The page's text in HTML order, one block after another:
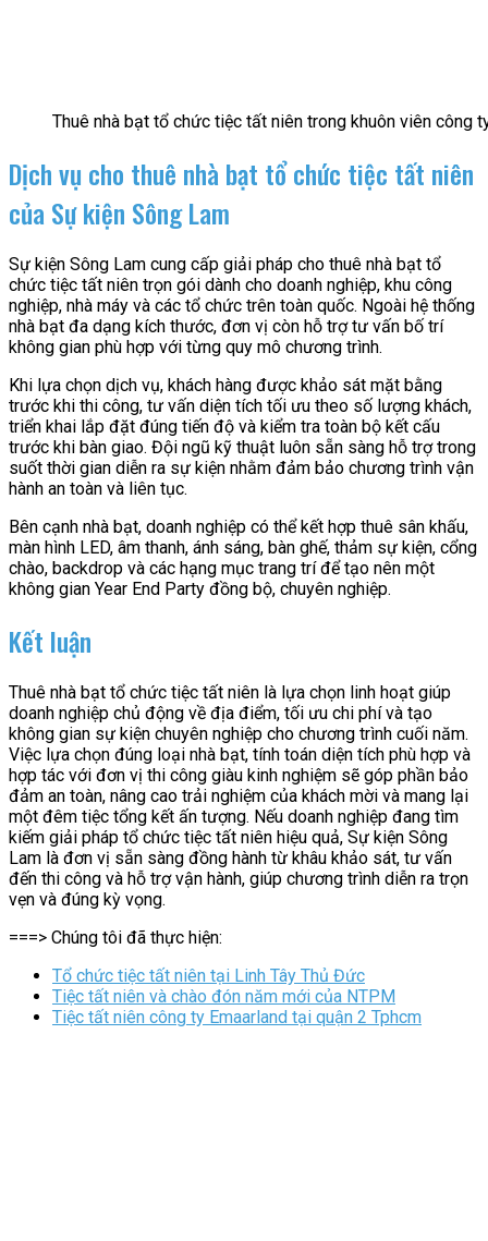
Thuê nhà bạt tổ chức tiệc tất niên trong khuôn viên công
Dịch vụ cho thuê nhà bạt tổ chức tiệc tất niên
của Sự kiện Sông Lam
Sự kiện Sông Lam cung cấp giải pháp cho thuê nhà bạt tổ
chức tiệc tất niên trọn gói dành cho doanh nghiệp, khu công
nghiệp, nhà máy và các tổ chức trên toàn quốc. Ngoài hệ thống
nhà bạt đa dạng kích thước, đơn vị còn hỗ trợ tư vấn bố trí
không gian phù hợp với từng quy mô chương trình.
Khi lựa chọn dịch vụ, khách hàng được khảo sát mặt bằng
trước khi thi công, tư vấn diện tích tối ưu theo số lượng khách,
triển khai lắp đặt đúng tiến độ và kiểm tra toàn bộ kết cấu
trước khi bàn giao. Đội ngũ kỹ thuật luôn sẵn sàng hỗ trợ trong
suốt thời gian diễn ra sự kiện nhằm đảm bảo chương trình vận
hành an toàn và liên tục.
Bên cạnh nhà bạt, doanh nghiệp có thể kết hợp thuê sân khấu,
màn hình LED, âm thanh, ánh sáng, bàn ghế, thảm sự kiện, cổng
chào, backdrop và các hạng mục trang trí để tạo nên một
không gian Year End Party đồng bộ, chuyên nghiệp.
Kết luận
Thuê nhà bạt tổ chức tiệc tất niên là lựa chọn linh hoạt giúp
doanh nghiệp chủ động về địa điểm, tối ưu chi phí và tạo
không gian sự kiện chuyên nghiệp cho chương trình cuối năm.
Việc lựa chọn đúng loại nhà bạt, tính toán diện tích phù hợp và
hợp tác với đơn vị thi công giàu kinh nghiệm sẽ góp phần bảo
đảm an toàn, nâng cao trải nghiệm của khách mời và mang lại
một đêm tiệc tổng kết ấn tượng. Nếu doanh nghiệp đang tìm
kiếm giải pháp tổ chức tiệc tất niên hiệu quả, Sự kiện Sông
Lam là đơn vị sẵn sàng đồng hành từ khâu khảo sát, tư vấn
đến thi công và hỗ trợ vận hành, giúp chương trình diễn ra trọn
vẹn và đúng kỳ vọng.
===> Chúng tôi đã thực hiện:
Tổ chức tiệc tất niên tại Linh Tây Thủ Đức
Tiệc tất niên và chào đón năm mới của NTPM
Tiệc tất niên công ty Emaarland tại quận 2 Tphcm